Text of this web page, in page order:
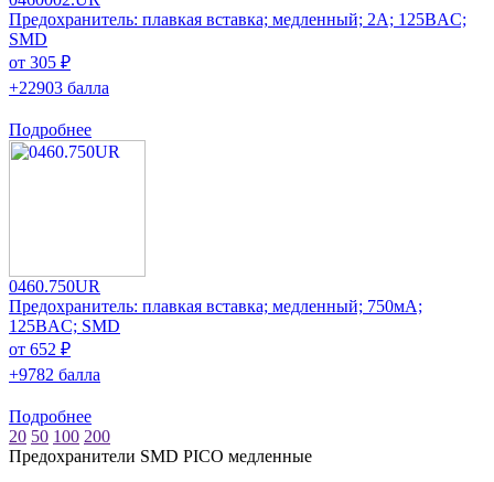
Предохранитель: плавкая вставка; медленный; 2А; 125ВAC;
SMD
от 305 ₽
+22903 балла
Подробнее
0460.750UR
Предохранитель: плавкая вставка; медленный; 750мА;
125ВAC; SMD
от 652 ₽
+9782 балла
Подробнее
20 50 100 200
Предохранители SMD PICO медленные